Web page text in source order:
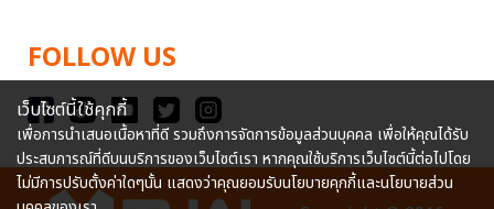
FOLLOW US
เว็บไซต์นี้ใช้คุกกี้
เพื่อการนำเสนอเนื้อหาที่ดี รวมถึงการจัดการข้อมูลส่วนบุคคล เพื่อให้คุณได้รับ
ประสบการณ์ที่ดีบนบริการของเว็บไซต์เรา หากคุณใช้บริการเว็บไซต์นี้ต่อไปโดย
ไม่มีการปรับตั้งค่าใดๆนั้น แสดงว่าคุณยอมรับนโยบายคุกกี้และนโยบายส่วน